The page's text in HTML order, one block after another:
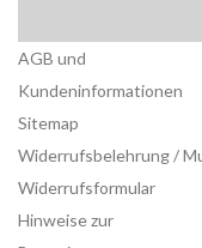
AGB und
Kundeninformationen
Sitemap
Widerrufsbelehrung /
Widerrufsformular
Hinweise zur